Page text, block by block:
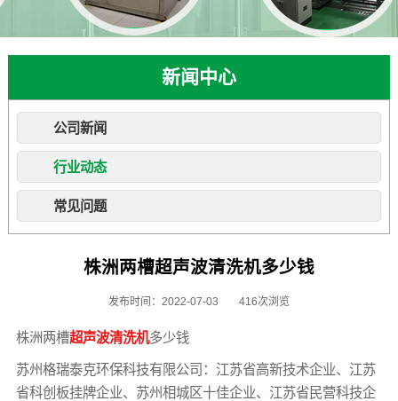
新闻中心
公司新闻
行业动态
常见问题
株洲两槽超声波清洗机多少钱
发布时间：2022-07-03 416次浏览
株洲两槽超声波清洗机多少钱
苏州格瑞泰克环保科技有限公司：江苏省高新技术企业、江苏
省科创板挂牌企业、苏州相城区十佳企业、江苏省民营科技企